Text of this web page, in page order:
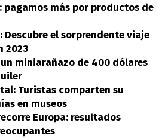
pagamos más por productos de
Descubre el sorprendente viaje
2023
miniarañazo de 400 dólares
Turistas comparten su
en museos
Europa: resultados